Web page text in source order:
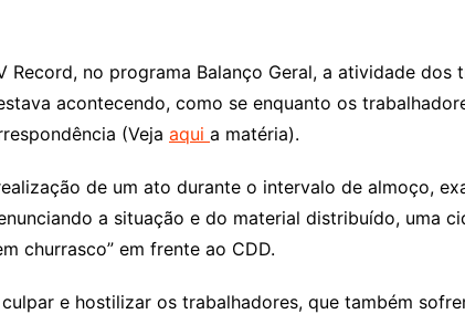
Record, no programa Balanço Geral, a atividade
acontecendo, como se enquanto os
(Veja aqui a matéria).
de um ato durante o intervalo de almoço,
a situação e do material distribuído, uma
churrasco” em frente ao CDD.
e hostilizar os trabalhadores, que também